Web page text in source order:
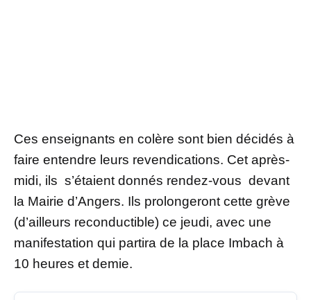
Ces enseignants en colère sont bien décidés à
faire entendre leurs revendications. Cet après-
midi, ils s’étaient donnés rendez-vous devant
la Mairie d’Angers. Ils prolongeront cette grève
(d’ailleurs reconductible) ce jeudi, avec une
manifestation qui partira de la place Imbach à
10 heures et demie.